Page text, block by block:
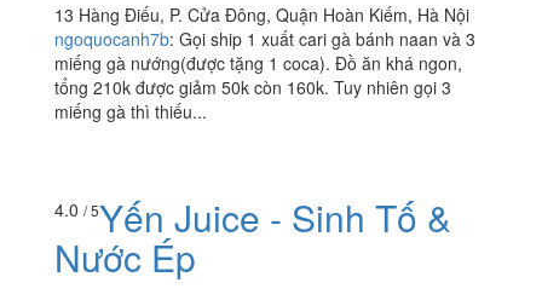
13 Hàng Điếu, P. Cửa Đông, Quận Hoàn Kiếm, Hà Nội
ngoquocanh7b: Gọi ship 1 xuất cari gà bánh naan và 3
miếng gà nướng(được tặng 1 coca). Đồ ăn khá ngon,
tổng 210k được giảm 50k còn 160k. Tuy nhiên gọi 3
miếng gà thì thiếu...
4.0 / 5Yến Juice - Sinh Tố &
Nước Ép